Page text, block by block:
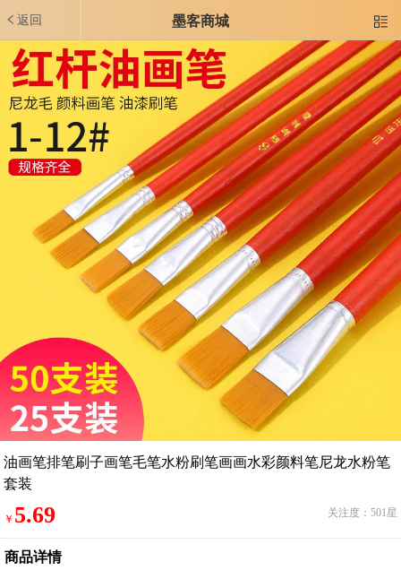
返回 墨客商城 
油画笔排笔刷子画笔毛笔水粉刷笔画画水彩颜料笔尼龙水粉笔
套装
￥ 5.69 关注度：501星
商品详情